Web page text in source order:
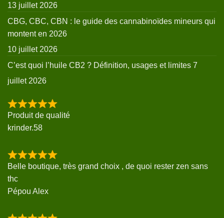
13 juillet 2026
CBG, CBC, CBN : le guide des cannabinoïdes mineurs qui
montent en 2026
10 juillet 2026
C’est quoi l’huile CB2 ? Définition, usages et limites 7
juillet 2026
Produit de qualité
krinder.58
Belle boutique, très grand choix , de quoi rester zen sans
thc
Pépou Alex